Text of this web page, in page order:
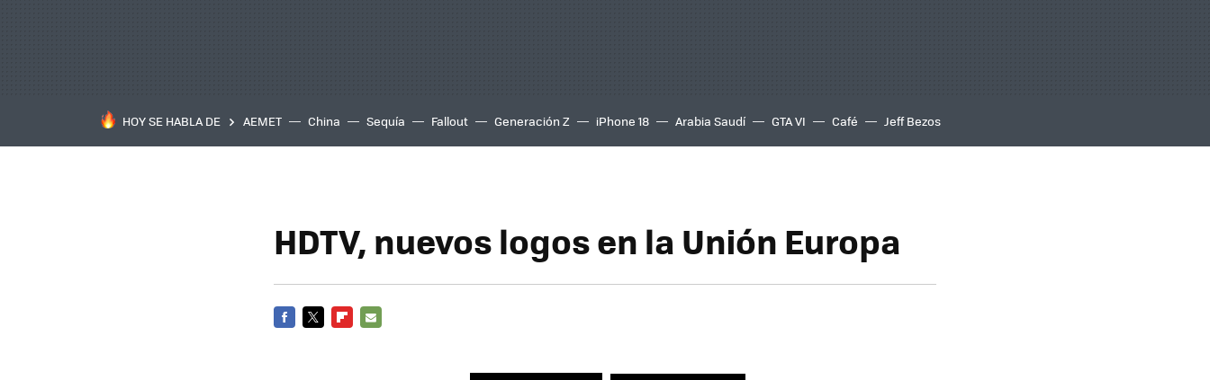
HOY SE HABLA DE AEMET China Sequía Fallout Generación Z iPhone 18 Arabia Saudí GTA VI Café Jeff Bezos
HDTV, nuevos logos en la Unión Europa